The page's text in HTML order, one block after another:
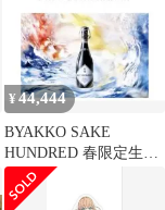
¥44,444
BYAKKO SAKE
HUNDRED 春限定生酒
2026